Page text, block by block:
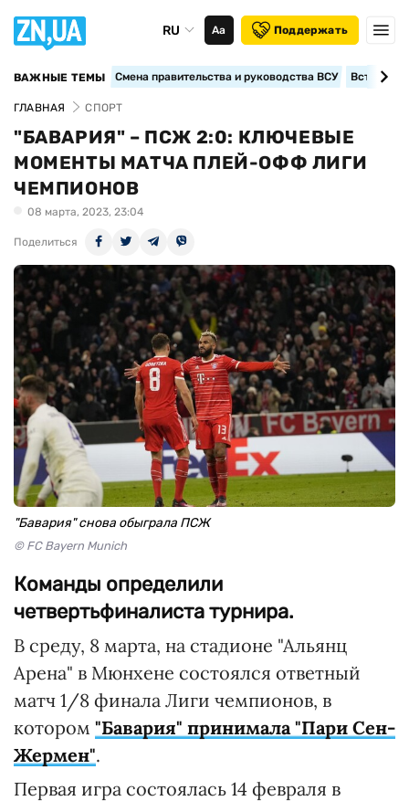
RU Аа Поддержать
ВАЖНЫЕ ТЕМЫ Смена правительства и руководства ВСУ
ГЛАВНАЯ СПОРТ
"БАВАРИЯ" – ПСЖ 2:0: КЛЮЧЕВЫЕ
МОМЕНТЫ МАТЧА ПЛЕЙ-ОФФ ЛИГИ
ЧЕМПИОНОВ
08 марта, 2023, 23:04
Поделиться
"Бавария" снова обыграла ПСЖ
© FC Bayern Munich
Команды определили
четвертьфиналиста турнира.
В среду, 8 марта, на стадионе "Альянц
Арена" в Мюнхене состоялся ответный
матч 1/8 финала Лиги чемпионов, в
котором "Бавария" принимала "Пари Сен-
Жермен".
Первая игра состоялась 14 февраля в